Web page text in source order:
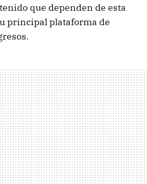
que dependen de esta
principal plataforma de